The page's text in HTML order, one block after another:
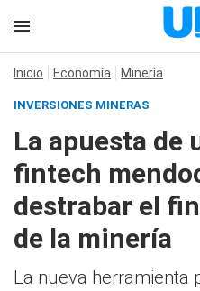
Inicio Economía Minería
INVERSIONES MINERAS
La apuesta de
fintech
destrabar el
de la minería
La nueva herramienta